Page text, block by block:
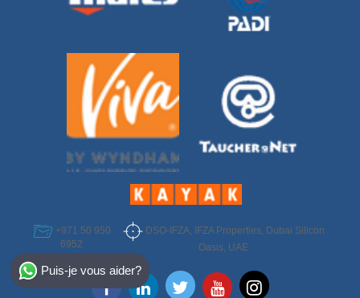
+971 50 950
6952
DSO-IFZA, IFZA Properties, Dubai Silicon
Oasis, UAE
Puis-je vous aider?
Select Destination
Egypt